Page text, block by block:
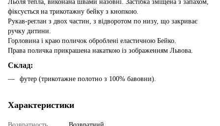
Льоля тепла, виконана швами назовні. Застібка зміщена з запахом,
фіксується на трикотажну бейку з кнопкою.
Рукав-реглан з двох частин, з відворотом по низу, що закриває
ручку дитини.
Горловина і краю поличок оброблені еластичною Бейко.
Права поличка прикрашена накаткою із зображенням Львова.
Склад:
футер (трикотажне полотно з 100% бавовни).
Характеристики